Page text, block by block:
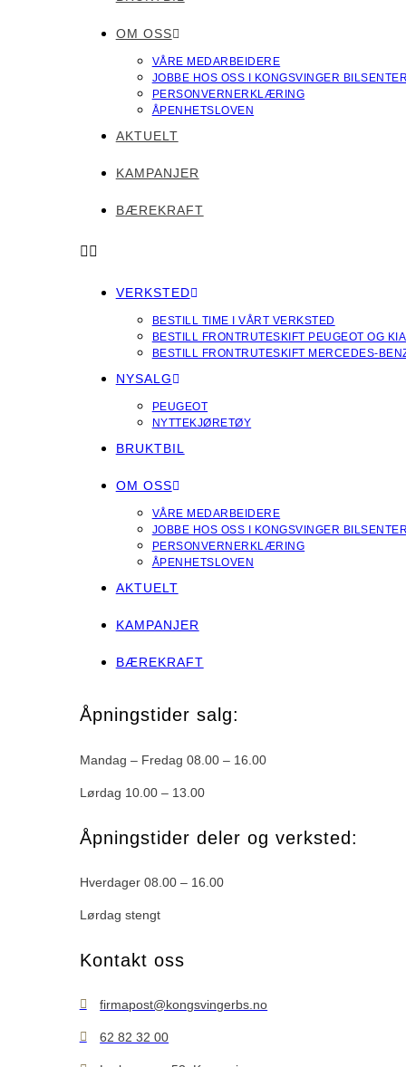
OM OSS
VÅRE MEDARBEIDERE
JOBBE HOS OSS I KONGSVINGER
PERSONVERNERKLÆRING
ÅPENHETSLOVEN
AKTUELT
KAMPANJER
BÆREKRAFT
VERKSTED
BESTILL TIME I VÅRT VERKSTED
BESTILL FRONTRUTESKIFT PEUGEOT OG KIA
BESTILL FRONTRUTESKIFT MERCEDES-
NYSALG
PEUGEOT
NYTTEKJØRETØY
BRUKTBIL
OM OSS
VÅRE MEDARBEIDERE
JOBBE HOS OSS I KONGSVINGER
PERSONVERNERKLÆRING
ÅPENHETSLOVEN
AKTUELT
KAMPANJER
BÆREKRAFT
Åpningstider salg:
Mandag – Fredag 08.00 – 16.00
Lørdag 10.00 – 13.00
Åpningstider deler og verksted:
Hverdager 08.00 – 16.00
Lørdag stengt
Kontakt oss
firmapost@kongsvingerbs.no
62 82 32 00